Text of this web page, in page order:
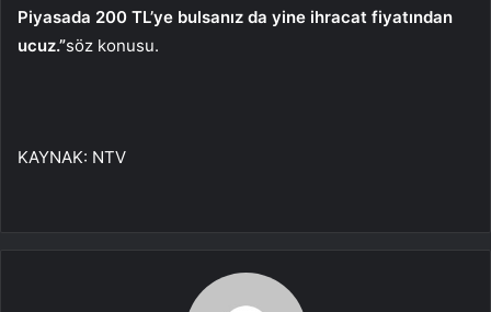
Piyasada 200 TL’ye bulsanız da yine ihracat fiyatından
ucuz.”söz konusu.
KAYNAK: NTV